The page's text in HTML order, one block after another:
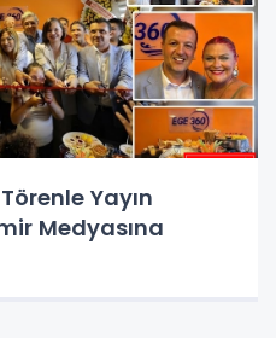
Yayın
Medyasına